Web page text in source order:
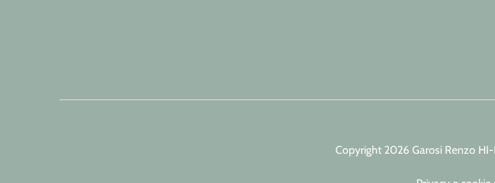
Copyright 2026 Garosi Renzo